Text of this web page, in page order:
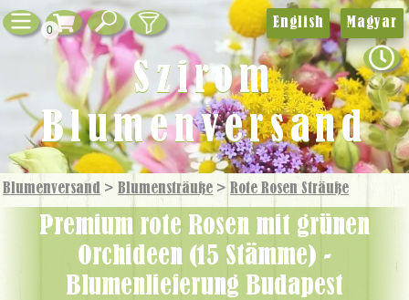
0
Blumenversand > Blumensträuße > Rote Rosen Sträuße
Premium rote Rosen mit grünen
Orchideen (15 Stämme) -
Blumenlieferung Budapest
English Magyar
Szirom
Blumenversand